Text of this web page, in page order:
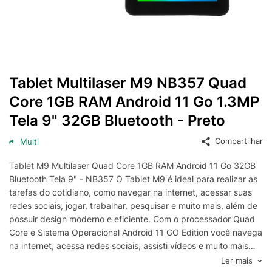
Tablet Multilaser M9 NB357 Quad
Core 1GB RAM Android 11 Go 1.3MP
Tela 9" 32GB Bluetooth - Preto
Multi Compartilhar
Tablet M9 Multilaser Quad Core 1GB RAM Android 11 Go 32GB
Bluetooth Tela 9" - NB357 O Tablet M9 é ideal para realizar as
tarefas do cotidiano, como navegar na internet, acessar suas
redes sociais, jogar, trabalhar, pesquisar e muito mais, além de
possuir design moderno e eficiente. Com o processador Quad
Core e Sistema Operacional Android 11 GO Edition você navega
na internet, acessa redes sociais, assisti vídeos e muito mais
sem causar travamentos e lentidão em seu Tablet. Com o M9
Ler mais